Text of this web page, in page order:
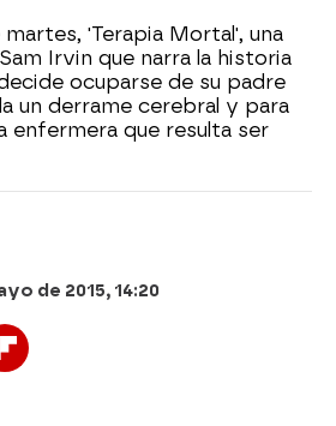
'Terapia Mortal', una
Irvin que narra la historia
ocuparse de su padre
un derrame cerebral y para
enfermera que resulta ser
de 2015, 14:20
Flipboard